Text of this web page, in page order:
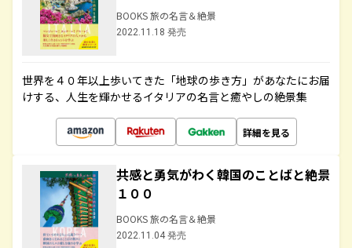
BOOKS 旅の名言＆絶景
2022.11.18 発売
世界を４０年以上歩いてきた「地球の歩き方」があなたにお届
けする、人生を輝かせるイタリアの名言と癒やしの絶景集
詳細を見る
共感と勇気がわく韓国のことばと絶景
１００
BOOKS 旅の名言＆絶景
2022.11.04 発売